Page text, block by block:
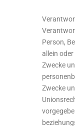
Person,
allein
Zwecke
Zwecke